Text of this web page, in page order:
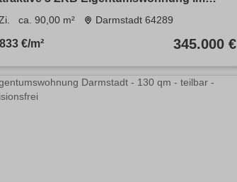
Komponistenviertel
ca. 90,00 m² Darmstadt 64289
€/m² 345.000 €